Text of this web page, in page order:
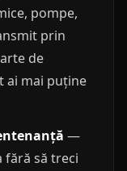
pompe,
prin
de
ai mai puține
—
fără să treci